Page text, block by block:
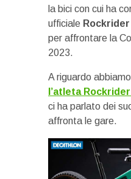
la bici con cui ha
ufficiale
per affrontare la
2023.
A riguardo abbiamo
l’atleta
ci ha parlato dei
affronta le gare.